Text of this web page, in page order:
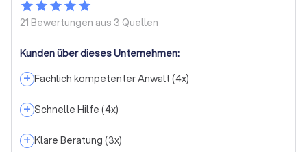
21 Bewertungen aus 3 Quellen
Kunden über dieses Unternehmen:
+ Fachlich kompetenter Anwalt (4x)
+ Schnelle Hilfe (4x)
+ Klare Beratung (3x)